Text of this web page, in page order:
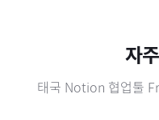
자
태국 Notion 협업툴